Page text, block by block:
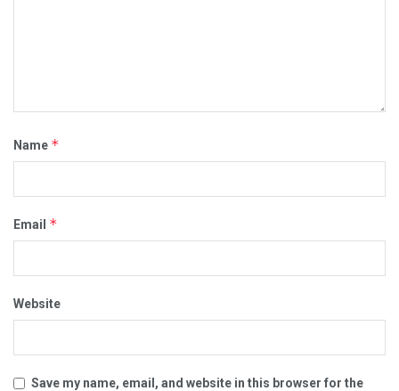
Name *
Email *
Website
Save my name, email, and website in this browser for the